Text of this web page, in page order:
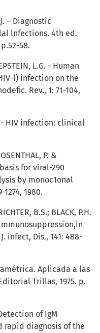
– Diagnostic
lnfections. 4th ed.
58.
L.G. - Human
l) infection on the
Rev., 1: 71-104,
- HIV infection: clinical
P. &
basis for viral-290
by monoc1onal
1980.
B.S.; BLACK, P.H.
infect, Dis., 141: 488-
Aplicada a las
Trillas, 1975. p.
of IgM
rapid diagnosis of the